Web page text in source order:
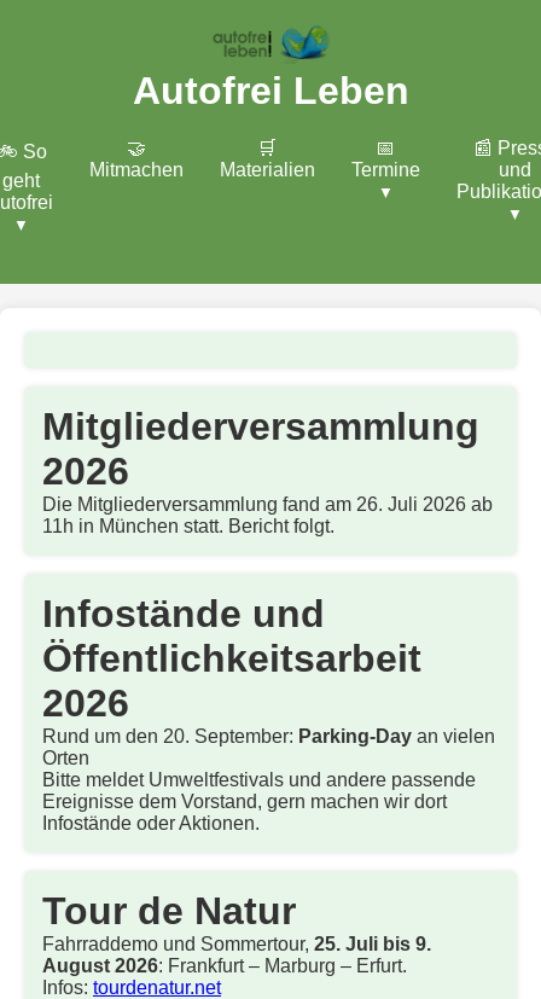
Autofrei Leben
So
geht
🤝
Mitmachen
🛒
Materialien
📅
Termine
📰
und
Mitgliederversammlung
2026
Die Mitgliederversammlung fand am 26. Juli 2026 ab
11h in München statt. Bericht folgt.
Infostände und
Öffentlichkeitsarbeit
2026
Rund um den 20. September: Parking-Day an vielen
Orten
Bitte meldet Umweltfestivals und andere passende
Ereignisse dem Vorstand, gern machen wir dort
Infostände oder Aktionen.
Tour de Natur
Fahrraddemo und Sommertour, 25. Juli bis 9.
August 2026: Frankfurt – Marburg – Erfurt.
Infos: tourdenatur.net